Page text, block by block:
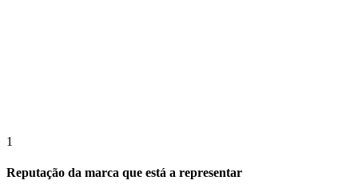
1
Reputação da marca que está a representar